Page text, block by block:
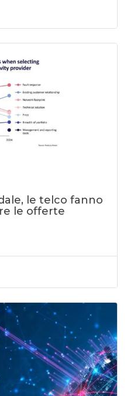
le telco fanno
le offerte